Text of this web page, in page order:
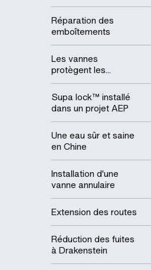
Réparation des
emboîtements
Les vannes
protègent les...
Supa lock™ installé
dans un projet AEP
Une eau sûr et saine
en Chine
Installation d'une
vanne annulaire
Extension des routes
Réduction des fuites
à Drakenstein